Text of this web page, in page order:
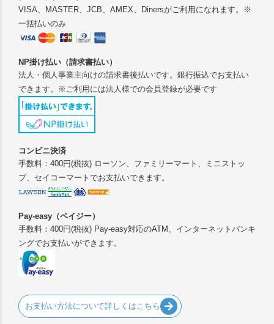
VISA、MASTER、JCB、AMEX、Dinersがご利用になれます。※
一括払いのみ
NP掛け払い（請求書払い）
法人・個人事業主向けの請求書後払いです。銀行振込でお支払い
できます。※ご利用には法人様での会員登録が必要です
コンビニ決済
手数料：400円(税抜) ローソン、ファミリーマート、ミニストッ
プ、セイコーマートでお支払いできます。
Pay-easy（ペイジー）
手数料：400円(税抜) Pay-easy対応のATM、インターネットバンキ
ングでお支払いができます。
お支払い方法について詳しくはこちら